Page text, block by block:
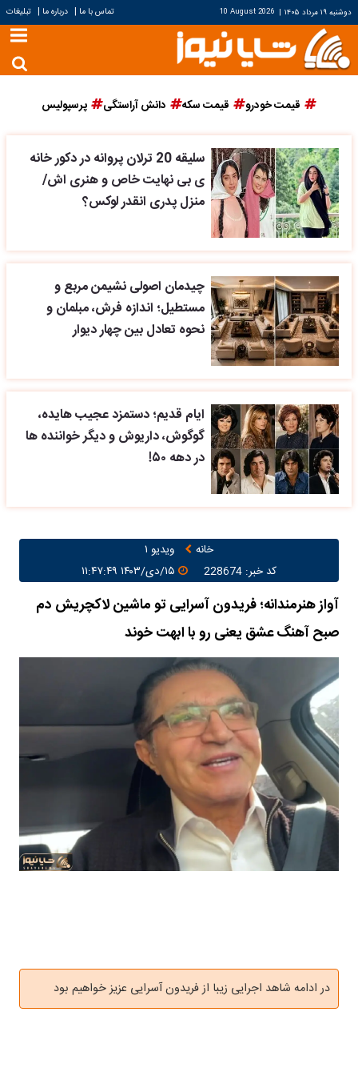
دوشنبه ۱۹ مرداد ۱۴۰۵ |
10 August 2026 تماس با ما | درباره ما | تبلیغات
قیمت خودرو قیمت سکه دانش آراستگی پرسپولیس
سلیقه 20 ترلان پروانه در دکور خانه
ی بی نهایت خاص و هنری اش/
منزل پدری انقدر لوکس؟
چیدمان اصولی نشیمن مربع و
مستطیل؛ اندازه فرش، مبلمان و
نحوه تعادل بین چهار دیوار
ایام قدیم؛ دستمزد عجیب هایده،
گوگوش، داریوش و دیگر خواننده ها
در دهه ۵۰!
خانه
ویدیو ۱
کد خبر: 228674
۱۵/دی/۱۴۰۳ ۱۱:۴۷:۴۹
آواز هنرمندانه؛ فریدون آسرایی تو ماشین لاکچریش دم
صبح آهنگ عشق یعنی رو با ابهت خوند
در ادامه شاهد اجرایی زیبا از فریدون آسرایی عزیز خواهیم بود